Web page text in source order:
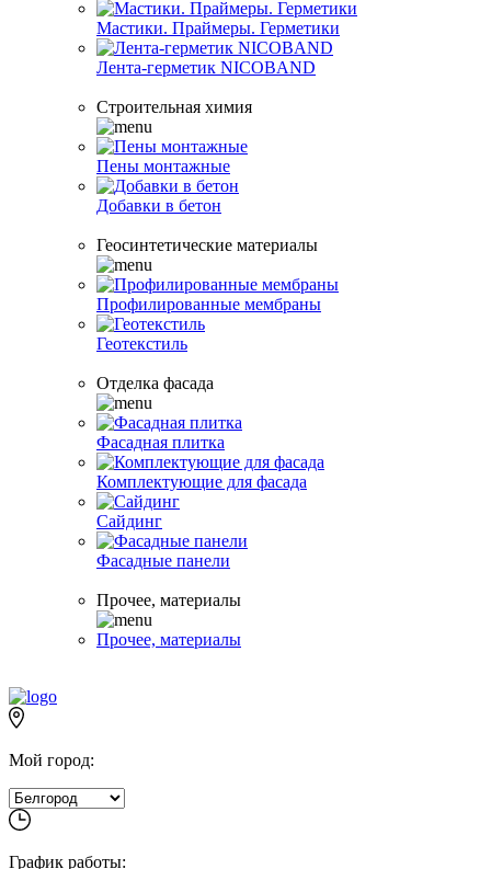
Мастики. Праймеры. Герметики
Лента-герметик NICOBAND
Строительная химия
Пены монтажные
Добавки в бетон
Геосинтетические материалы
Профилированные мембраны
Геотекстиль
Отделка фасада
Фасадная плитка
Комплектующие для фасада
Сайдинг
Фасадные панели
Прочее, материалы
Прочее, материалы
Мой город:
График работы: